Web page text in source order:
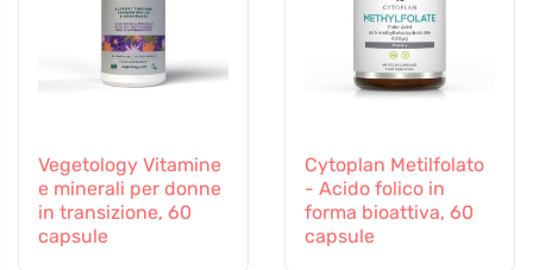
Vegetology Vitamine
e minerali per donne
in transizione, 60
capsule
Cytoplan Metilfolato
- Acido folico in
forma bioattiva, 60
capsule